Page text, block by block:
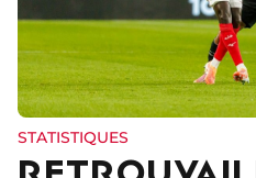
STATISTIQUES